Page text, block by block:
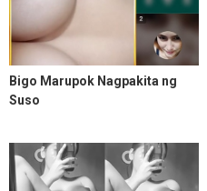
Bigo Marupok Nagpakita ng
Suso